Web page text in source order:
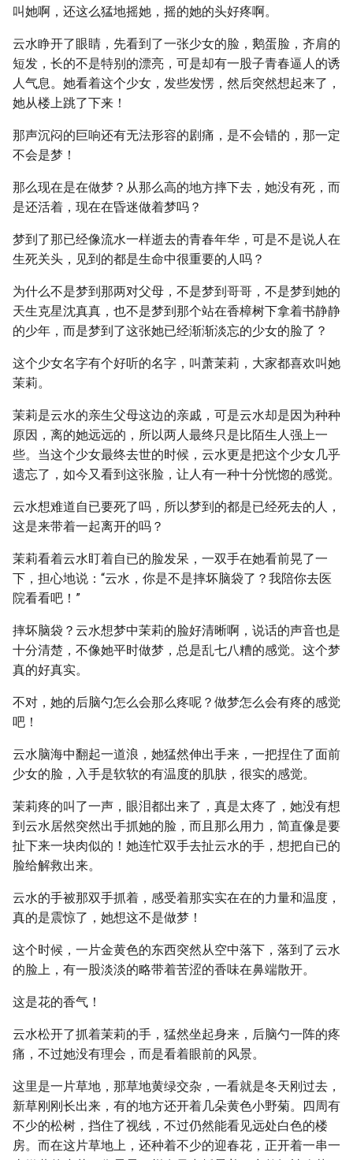
叫她啊，还这么猛地摇她，摇的她的头好疼啊。
云水睁开了眼睛，先看到了一张少女的脸，鹅蛋脸，齐肩的
短发，长的不是特别的漂亮，可是却有一股子青春逼人的诱
人气息。她看着这个少女，发些发愣，然后突然想起来了，
她从楼上跳了下来！
那声沉闷的巨响还有无法形容的剧痛，是不会错的，那一定
不会是梦！
那么现在是在做梦？从那么高的地方摔下去，她没有死，而
是还活着，现在在昏迷做着梦吗？
梦到了那已经像流水一样逝去的青春年华，可是不是说人在
生死关头，见到的都是生命中很重要的人吗？
为什么不是梦到那两对父母，不是梦到哥哥，不是梦到她的
天生克星沈真真，也不是梦到那个站在香樟树下拿着书静静
的少年，而是梦到了这张她已经渐渐淡忘的少女的脸了？
这个少女名字有个好听的名字，叫萧茉莉，大家都喜欢叫她
茉莉。
茉莉是云水的亲生父母这边的亲戚，可是云水却是因为种种
原因，离的她远远的，所以两人最终只是比陌生人强上一
些。当这个少女最终去世的时候，云水更是把这个少女几乎
遗忘了，如今又看到这张脸，让人有一种十分恍惚的感觉。
云水想难道自已要死了吗，所以梦到的都是已经死去的人，
这是来带着一起离开的吗？
茉莉看着云水盯着自已的脸发呆，一双手在她看前晃了一
下，担心地说：“云水，你是不是摔坏脑袋了？我陪你去医
院看看吧！”
摔坏脑袋？云水想梦中茉莉的脸好清晰啊，说话的声音也是
十分清楚，不像她平时做梦，总是乱七八糟的感觉。这个梦
真的好真实。
不对，她的后脑勺怎么会那么疼呢？做梦怎么会有疼的感觉
吧！
云水脑海中翻起一道浪，她猛然伸出手来，一把捏住了面前
少女的脸，入手是软软的有温度的肌肤，很实的感觉。
茉莉疼的叫了一声，眼泪都出来了，真是太疼了，她没有想
到云水居然突然出手抓她的脸，而且那么用力，简直像是要
扯下来一块肉似的！她连忙双手去扯云水的手，想把自已的
脸给解救出来。
云水的手被那双手抓着，感受着那实实在在的力量和温度，
真的是震惊了，她想这不是做梦！
这个时候，一片金黄色的东西突然从空中落下，落到了云水
的脸上，有一股淡淡的略带着苦涩的香味在鼻端散开。
这是花的香气！
云水松开了抓着茉莉的手，猛然坐起身来，后脑勺一阵的疼
痛，不过她没有理会，而是看着眼前的风景。
这里是一片草地，那草地黄绿交杂，一看就是冬天刚过去，
新草刚刚长出来，有的地方还开着几朵黄色小野菊。四周有
不少的松树，挡住了视线，不过仍然能看见远处白色的楼
房。而在这片草地上，还种着不少的迎春花，正开着一串一